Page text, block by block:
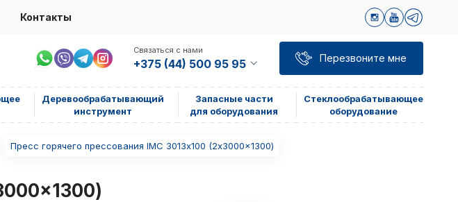
Контакты
Связаться с нами
+375 (44) 500 95 95 Перезвоните мне
Деревообрабатывающий
инструмент
Запасные части
для оборудования
Стеклообрабатывающее
оборудование
Пресс горячего прессования IMC 3013х100 (2x3000x1300)